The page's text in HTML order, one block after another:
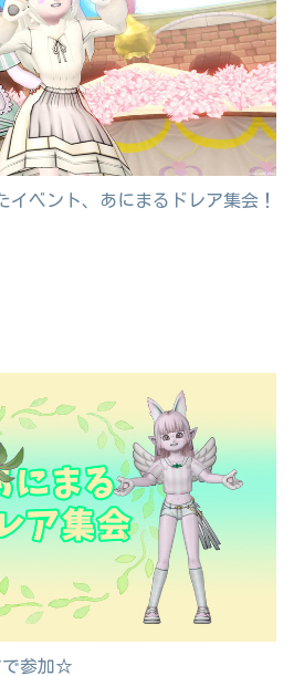
イベント、あにまるドレア集会！
で参加☆